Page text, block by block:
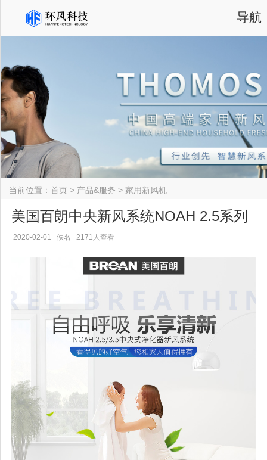
导航
当前位置： 首页> 产品&服务 > 家用新风机
美国百朗中央新风系统NOAH 2.5系列
2020-02-01 佚名 2171人查看